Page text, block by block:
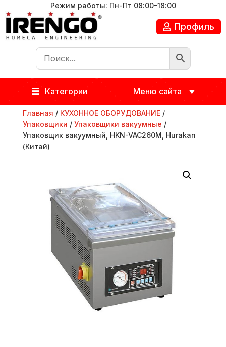
Режим работы: Пн-Пт 08:00-18:00
Профиль
Категории Меню сайта
Главная / КУХОННОЕ ОБОРУДОВАНИЕ/
Упаковщики / Упаковщики вакуумные /
Упаковщик вакуумный, HKN-VAC260M, Hurakan
(Китай)